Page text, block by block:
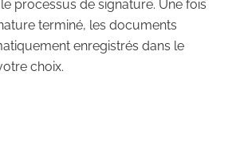
processus de signature. Une fois
terminé, les documents
enregistrés dans le
choix.